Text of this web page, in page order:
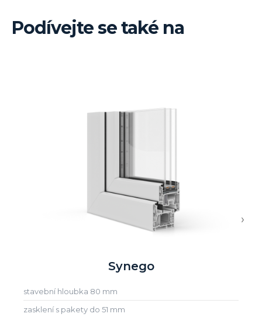
Podívejte se také na
Synego
stavební hloubka 80 mm
zasklení s pakety do 51 mm
›